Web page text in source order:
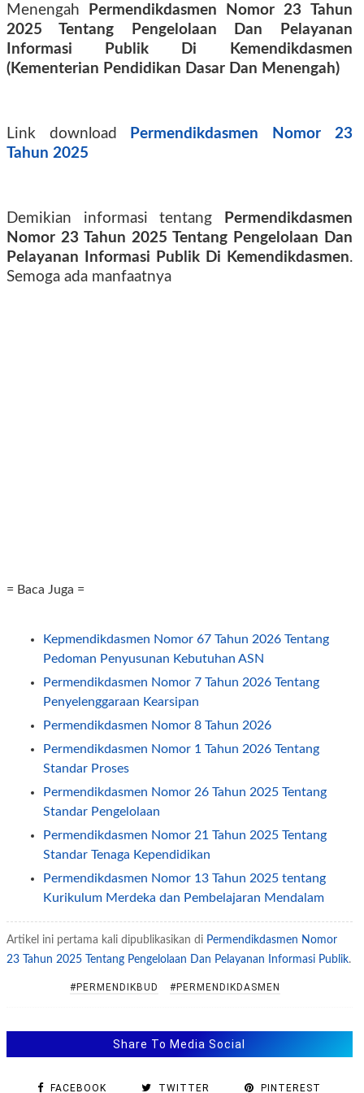
Menengah
Permendikdasmen Nomor 23 Tahun
2025 Tentang Pengelolaan Dan Pelayanan
Informasi Publik Di Kemendikdasmen
(Kementerian Pendidikan Dasar Dan Menengah)
Link download
Permendikdasmen Nomor 23
Tahun 2025
Demikian informasi tentang
Permendikdasmen
Nomor 23 Tahun 2025 Tentang Pengelolaan Dan
Pelayanan Informasi Publik Di Kemendikdasmen.
Semoga ada manfaatnya
= Baca Juga =
Kepmendikdasmen Nomor 67 Tahun 2026 Tentang
Pedoman Penyusunan Kebutuhan ASN
Permendikdasmen Nomor 7 Tahun 2026 Tentang
Penyelenggaraan Kearsipan
Permendikdasmen Nomor 8 Tahun 2026
Permendikdasmen Nomor 1 Tahun 2026 Tentang
Standar Proses
Permendikdasmen Nomor 26 Tahun 2025 Tentang
Standar Pengelolaan
Permendikdasmen Nomor 21 Tahun 2025 Tentang
Standar Tenaga Kependidikan
Permendikdasmen Nomor 13 Tahun 2025 tentang
Kurikulum Merdeka dan Pembelajaran Mendalam
Permendikdasmen Nomor 12 Tahun 2025 tentang
Standar Isi
Permendikdasmen Nomor 7 Tahun 2025 Tentang
Penugasan Guru Sebagai Kepala Sekolah
Kepmendikdasmen Nomor 1/P/2026 Tentang Satuan
dan BOS
Artikel ini pertama kali dipublikasikan di Permendikdasmen Nomor
23 Tahun 2025 Tentang Pengelolaan Dan Pelayanan Informasi Publik.
#PERMENDIKBUD #PERMENDIKDASMEN
Share To Media Social
FACEBOOK TWITTER PINTEREST